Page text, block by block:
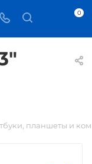
0
планшеты и